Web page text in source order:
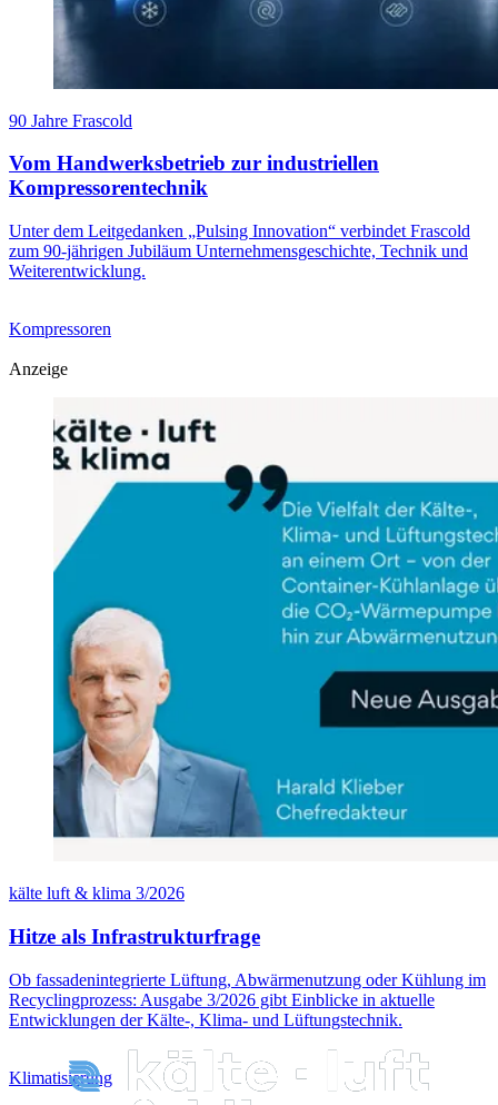
90 Jahre Frascold
Vom Handwerksbetrieb zur industriellen
Kompressorentechnik
Unter dem Leitgedanken „Pulsing Innovation“ verbindet Frascold
zum 90-jährigen Jubiläum Unternehmensgeschichte, Technik und
Weiterentwicklung.
Kompressoren
Anzeige
kälte luft & klima 3/2026
Hitze als Infrastrukturfrage
Ob fassadenintegrierte Lüftung, Abwärmenutzung oder Kühlung im
Recyclingprozess: Ausgabe 3/2026 gibt Einblicke in aktuelle
Entwicklungen der Kälte-, Klima- und Lüftungstechnik.
Klimatisierung